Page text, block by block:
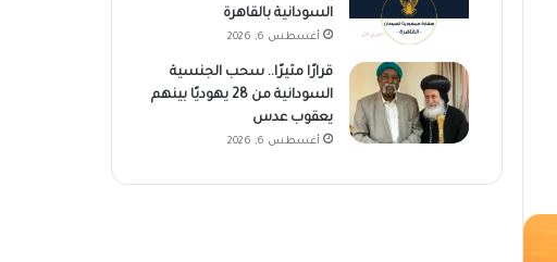
السودانية بالقاهرة
أغسطس 6, 2026
قرارًا مثيرًا.. سحب الجنسية
السودانية من 28 يهوديًا بينهم
يعقوب عدس
أغسطس 6, 2026